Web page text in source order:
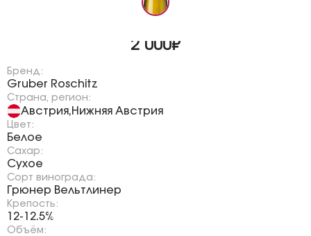
2 000₽
Бренд:
Gruber Roschitz
Страна, регион:
Австрия,Нижняя Австрия
Цвет:
Белое
Сахар:
Сухое
Сорт винограда:
Грюнер Вельтлинер
Крепость:
12-12.5%
Объём: